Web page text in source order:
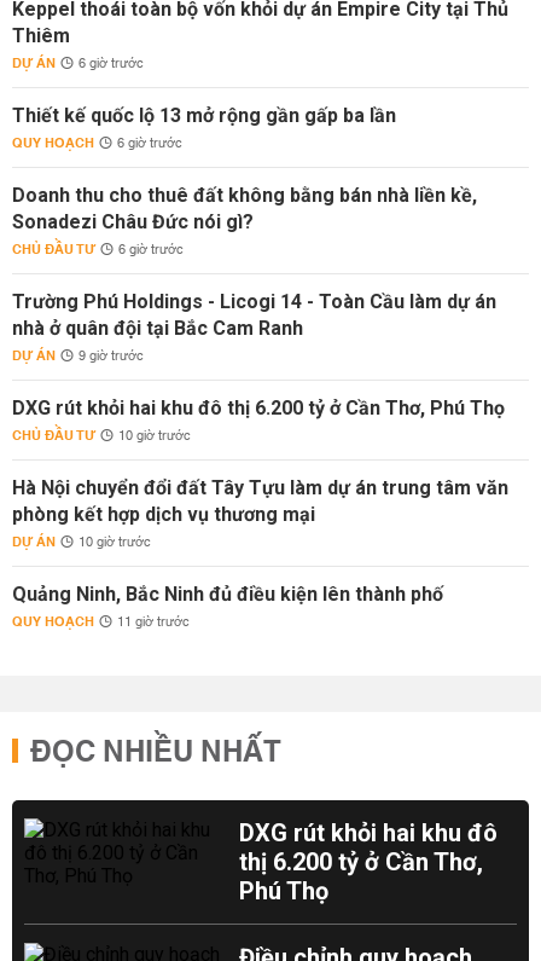
Keppel thoái toàn bộ vốn khỏi dự án Empire City tại Thủ
Thiêm
DỰ ÁN 6 giờ trước
Thiết kế quốc lộ 13 mở rộng gần gấp ba lần
QUY HOẠCH 6 giờ trước
Doanh thu cho thuê đất không bằng bán nhà liền kề,
Sonadezi Châu Đức nói gì?
CHỦ ĐẦU TƯ 6 giờ trước
Trường Phú Holdings - Licogi 14 - Toàn Cầu làm dự án
nhà ở quân đội tại Bắc Cam Ranh
DỰ ÁN 9 giờ trước
DXG rút khỏi hai khu đô thị 6.200 tỷ ở Cần Thơ, Phú Thọ
CHỦ ĐẦU TƯ 10 giờ trước
Hà Nội chuyển đổi đất Tây Tựu làm dự án trung tâm văn
phòng kết hợp dịch vụ thương mại
DỰ ÁN 10 giờ trước
Quảng Ninh, Bắc Ninh đủ điều kiện lên thành phố
QUY HOẠCH 11 giờ trước
ĐỌC NHIỀU NHẤT
DXG rút khỏi hai khu đô
thị 6.200 tỷ ở Cần Thơ,
Phú Thọ